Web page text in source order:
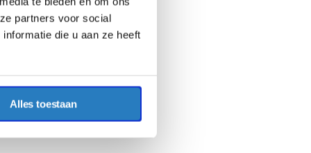
partners voor social
die u aan ze heeft
Alles toestaan